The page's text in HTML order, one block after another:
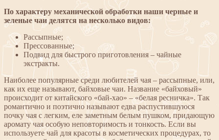
По характеру механической обработки наши черные и
зеленые чаи делятся на несколько видов:
Рассыпные;
Прессованные;
Подвид для быстрого приготовления – чайные
экстракты.
Наиболее популярные среди любителей чая – рассыпные, или,
как их еще называют, байховые чаи. Название «байховый»
происходит от китайского «бай-хао» – «белая ресничка». Так
романтично и поэтично называют едва распустившуюся
почку чая с легким, еле заметным белым пушком, придающую
аромату чая особую неповторимость и тонкость. Если вы
используете чай для красоты в косметических процедурах, то